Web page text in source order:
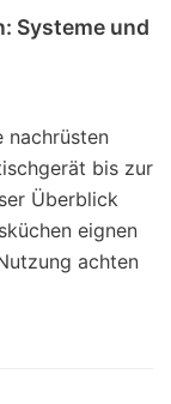
Systeme und
nachrüsten
bis zur
Überblick
eignen
achten